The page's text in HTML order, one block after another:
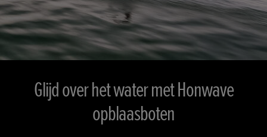
Glijd over het water met Honwave
opblaasboten